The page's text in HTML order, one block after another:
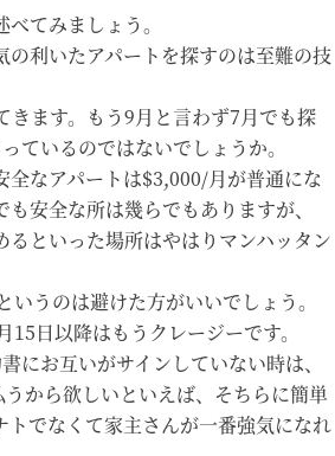
てみましょう。
利いたアパートを探すのは至難の技
ます。もう9月と言わず7月でも探
ているのではないでしょうか。
全なアパートは$3,000/月が普通にな
安全な所は幾らでもありますが、
といった場所はやはりマンハッタン
うのは避けた方がいいでしょう。
日以降はもうクレージーです。
にお互いがサインしていない時は、
から欲しいといえば、そちらに簡単
トでなくて家主さんが一番強気になれ